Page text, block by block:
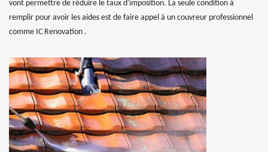
vont permettre de réduire le taux d'imposition. La seule condition à
remplir pour avoir les aides est de faire appel à un couvreur professionnel
comme IC Renovation .